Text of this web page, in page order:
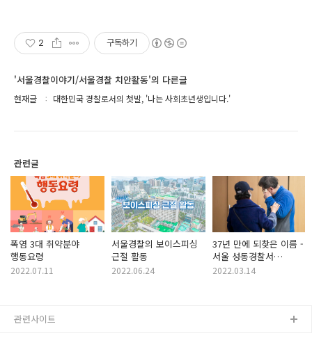
2 구독하기
'서울경찰이야기/서울경찰 치안활동'의 다른글
현재글 대한민국 경찰로서의 첫발, '나는 사회초년생입니다.'
관련글
폭염 3대 취약분야
행동요령
2022.07.11
서울경찰의 보이스피싱
근절 활동
2022.06.24
37년 만에 되찾은 이름 -
서울 성동경찰서
실종수사전담팀
2022.03.14
관련사이트